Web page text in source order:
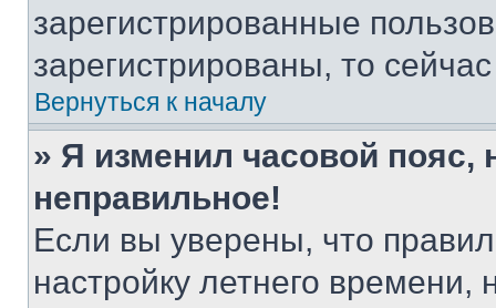
зарегистрированные
зарегистрированы, то
Вернуться к началу
» Я изменил часовой пояс,
неправильное!
Если вы уверены, что
настройку летнего